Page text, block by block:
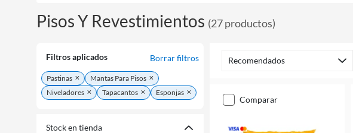
Pisos Y Revestimientos (27productos)
Filtros aplicados Borrar filtros
Pastinas
Mantas Para Pisos
Niveladores
Tapacantos Esponjas
Stock en tienda
Recomendados
comparar